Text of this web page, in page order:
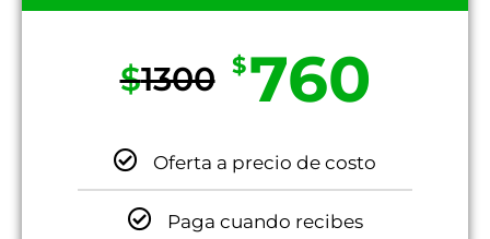
$1300 $760
Oferta a precio de costo
Paga cuando recibes